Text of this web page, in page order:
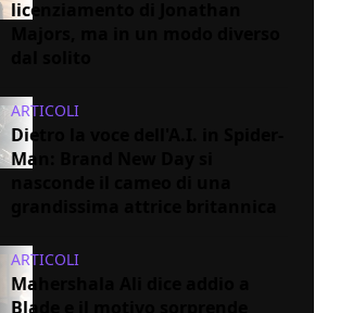
licenziamento di Jonathan
ARTICOLI
Dietro la voce dell'A.I. in Spider-
Man: Brand New Day si
ARTICOLI
Mahershala Ali dice addio a
Blade e il motivo sorprende